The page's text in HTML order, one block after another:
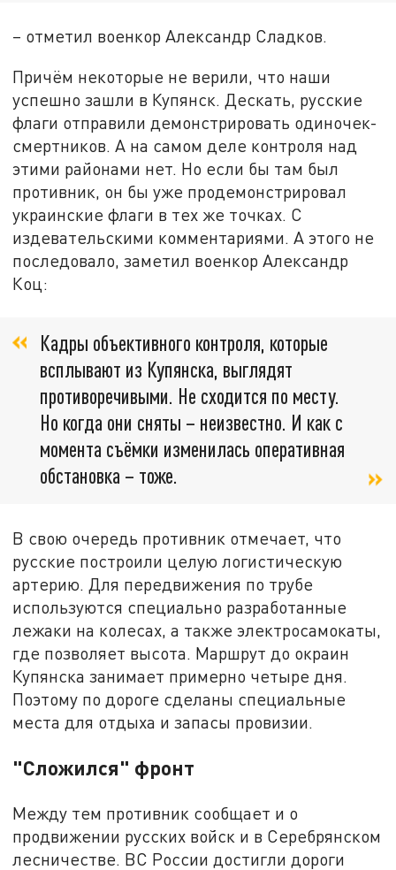
– отметил военкор Александр Сладков.
Причём некоторые не верили, что наши
успешно зашли в Купянск. Дескать, русские
флаги отправили демонстрировать одиночек-
смертников. А на самом деле контроля над
этими районами нет. Но если бы там был
противник, он бы уже продемонстрировал
украинские флаги в тех же точках. С
издевательскими комментариями. А этого не
последовало, заметил военкор Александр
Коц:
Кадры объективного контроля, которые
всплывают из Купянска, выглядят
противоречивыми. Не сходится по месту.
Но когда они сняты – неизвестно. И как с
момента съёмки изменилась оперативная
обстановка – тоже.
В свою очередь противник отмечает, что
русские построили целую логистическую
артерию. Для передвижения по трубе
используются специально разработанные
лежаки на колесах, а также электросамокаты,
где позволяет высота. Маршрут до окраин
Купянска занимает примерно четыре дня.
Поэтому по дороге сделаны специальные
места для отдыха и запасы провизии.
"Сложился" фронт
Между тем противник сообщает и о
продвижении русских войск и в Серебрянском
лесничестве. ВС России достигли дороги